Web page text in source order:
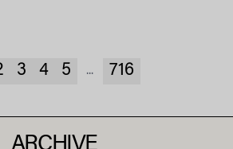
3 4 5 ... 716